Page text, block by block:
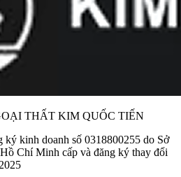
THẤT KIM QUỐC TIẾN
ký kinh doanh số 0318800255 do Sở
Chí Minh cấp và đăng ký thay đổi